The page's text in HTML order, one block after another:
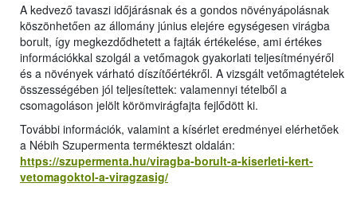
A kedvező tavaszi időjárásnak és a gondos növényápolásnak
köszönhetően az állomány június elejére egységesen virágba
borult, így megkezdődhetett a fajták értékelése, ami értékes
információkkal szolgál a vetőmagok gyakorlati teljesítményéről
és a növények várható díszítőértékről. A vizsgált vetőmagtételek
összességében jól teljesítettek: valamennyi tételből a
csomagoláson jelölt körömvirágfajta fejlődött ki.
További információk, valamint a kísérlet eredményei elérhetőek
a Nébih Szupermenta termékteszt oldalán:
https://szupermenta.hu/viragba-borult-a-kiserleti-kert-
vetomagoktol-a-viragzasig/